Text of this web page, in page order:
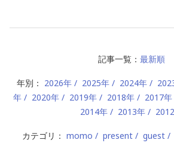
記事一覧： 最新順
年別： 2026年 2025年 2024年
年
2020年 2019年 2018年 2017年
2014年
2013年
カテゴリ： momo present guest